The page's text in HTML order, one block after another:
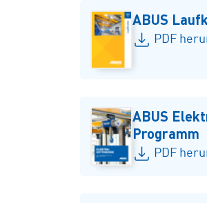
ABUS
PDF
ABUS
Programm
PDF